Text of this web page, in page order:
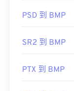
立 BMP 文件，
CorelDRAW
PSD 到 BMP
SR2 到 BMP
PTX 到 BMP